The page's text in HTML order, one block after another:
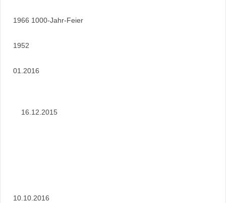
1966 1000-Jahr-Feier
1952
01.2016
16.12.2015
10.10.2016